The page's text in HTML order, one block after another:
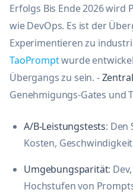
Erfolgs Bis Ende 2026 wird
wie DevOps. Es ist der
Experimentieren zu
TaoPromptwurde
Übergangs zu sein. -
Genehmigungs-Gates und
A/B-Leistungstests: Den
Kosten,
Umgebungsparität:
Hochstufen von